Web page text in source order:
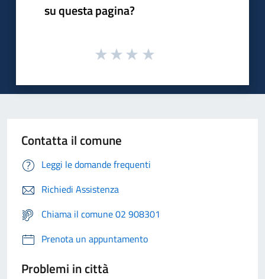
su questa pagina?
Contatta il comune
Leggi le domande frequenti
Richiedi Assistenza
Chiama il comune 02 908301
Prenota un appuntamento
Problemi in città